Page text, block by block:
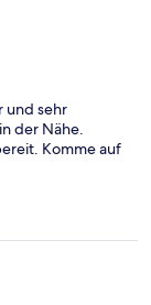
und sehr
der Nähe.
Komme auf